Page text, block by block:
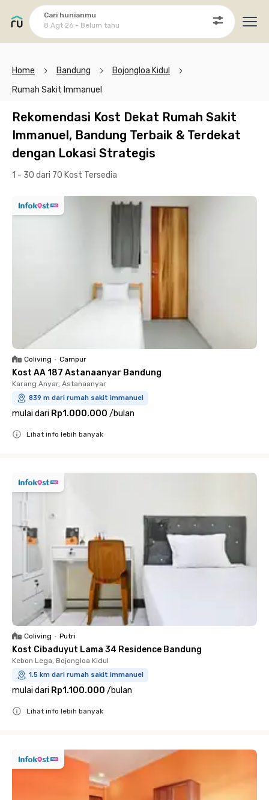
Cari hunianmu
8 Agt 26 - Belum tahu
Home Bandung
Bojongloa Kidul
Rumah Sakit Immanuel
Rekomendasi Kost Dekat Rumah Sakit
Immanuel, Bandung Terbaik & Terdekat
dengan Lokasi Strategis
1 - 30 dari 70 Kost Tersedia
Coliving • Campur
Kost AA 187 Astanaanyar Bandung
Karang Anyar, Astanaanyar
839 m dari rumah sakit immanuel
mulai dari Rp1.000.000 /bulan
Lihat info lebih banyak
Coliving • Putri
Kost Cibaduyut Lama 34 Residence Bandung
Kebon Lega, Bojongloa Kidul
1.5 km dari rumah sakit immanuel
mulai dari Rp1.100.000 /bulan
Lihat info lebih banyak